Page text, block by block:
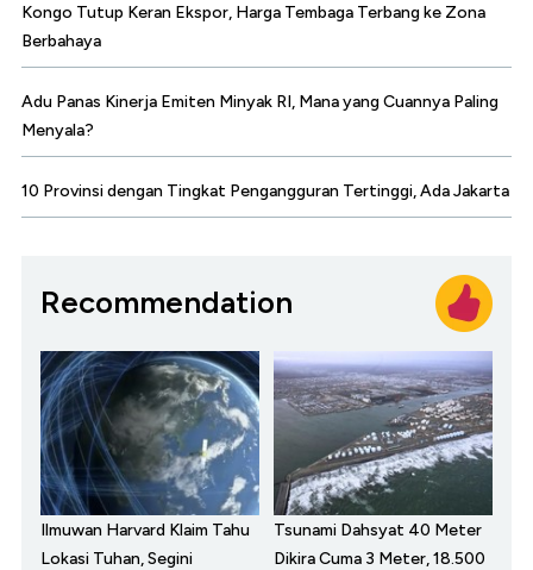
Kongo Tutup Keran Ekspor, Harga Tembaga Terbang ke Zona
Berbahaya
Adu Panas Kinerja Emiten Minyak RI, Mana yang Cuannya Paling
Menyala?
10 Provinsi dengan Tingkat Pengangguran Tertinggi, Ada Jakarta
Recommendation
Ilmuwan Harvard Klaim Tahu
Lokasi Tuhan, Segini
Tsunami Dahsyat 40 Meter
Dikira Cuma 3 Meter, 18.500